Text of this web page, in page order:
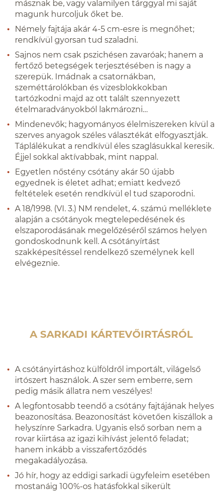
másznak be, vagy valamilyen tárggyal mi saját
magunk hurcoljuk őket be.
Némely fajtája akár 4-5 cm-esre is megnőhet;
rendkívül gyorsan tud szaladni.
Sajnos nem csak pszichésen zavaróak; hanem a
fertőző betegségek terjesztésében is nagy a
szerepük. Imádnak a csatornákban,
szeméttárolókban és vizesblokkokban
tartózkodni majd az ott talált szennyezett
ételmaradványokból lakmározni…
Mindenevők; hagyományos élelmiszereken kívül a
szerves anyagok széles választékát elfogyasztják.
Táplálékukat a rendkívül éles szaglásukkal keresik.
Éjjel sokkal aktívabbak, mint nappal.
Egyetlen nőstény csótány akár 50 újabb
egyednek is életet adhat; emiatt kedvező
feltételek esetén rendkívül el tud szaporodni.
A 18/1998. (VI. 3.) NM rendelet, 4. számú melléklete
alapján a csótányok megtelepedésének és
elszaporodásának megelőzéséről számos helyen
gondoskodnunk kell. A csótányírtást
szakképesítéssel rendelkező személynek kell
elvégeznie.
A SARKADI KÁRTEVŐIRTÁSRÓL
A csótányirtáshoz külföldről importált, világelső
irtószert használok. A szer sem emberre, sem
pedig másik állatra nem veszélyes!
A legfontosabb teendő a csótány fajtájának helyes
beazonosítása. Beazonosítást követően kiszállok a
helyszínre Sarkadra. Ugyanis első sorban nem a
rovar kiirtása az igazi kihívást jelentő feladat;
hanem inkább a visszafertőződés
megakadályozása.
Jó hír, hogy az eddigi sarkadi ügyfeleim esetében
mostanáig 100%-os hatásfokkal sikerült